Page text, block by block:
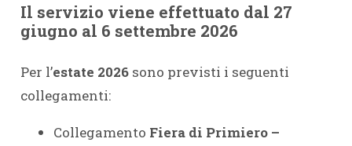
Il servizio viene effettuato dal 27
giugno al 6 settembre 2026
Per l’estate 2026 sono previsti i seguenti
collegamenti:
Collegamento Fiera di Primiero –